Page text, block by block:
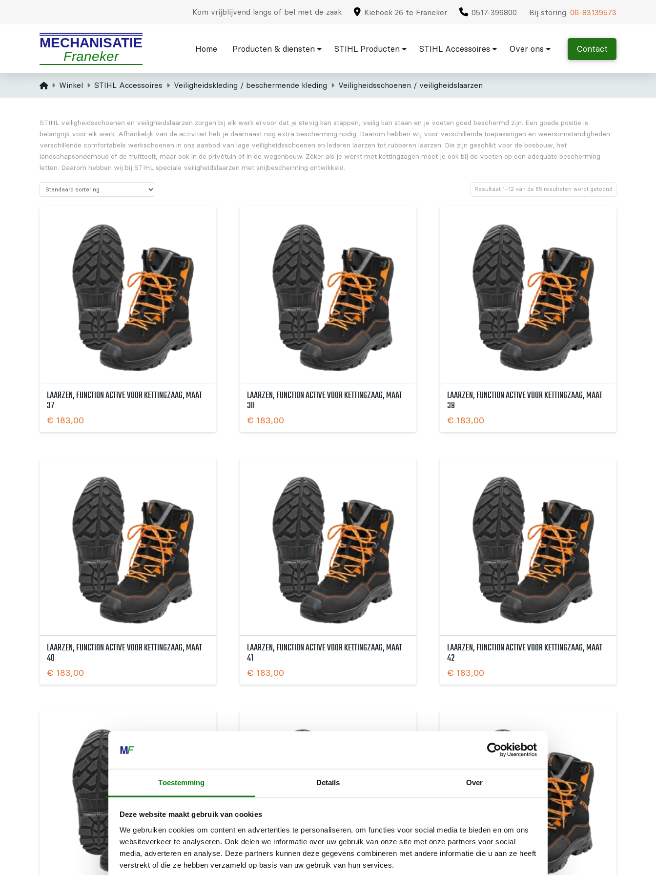
Toestemming Details Over
Deze website maakt gebruik van cookies
We gebruiken cookies om content en advertenties te personaliseren, om functies voor social media te bieden en om ons
websiteverkeer te analyseren. Ook delen we informatie over uw gebruik van onze site met onze partners voor social
media, adverteren en analyse. Deze partners kunnen deze gegevens combineren met andere informatie die u aan ze heeft
verstrekt of die ze hebben verzameld op basis van uw gebruik van hun services.
Kom vrijblijvend langs of bel met de zaak Kiehoek 26 te Franeker 0517-396800 Bij storing:06-83139573
MECHANISATIE
Franeker
Home Producten & diensten STIHL Producten STIHL Accessoires Over ons Contact
HomeWinkel STIHL Accessoires Veiligheidskleding / beschermende kleding Veiligheidsschoenen / veiligheidslaarzen
STIHL veiligheidsschoenen en veiligheidslaarzen zorgen bij elk werk ervoor dat je stevig kan stappen, veilig kan staan en je voeten goed beschermd zijn. Een goede positie is
belangrijk voor elk werk. Afhankelijk van de activiteit heb je daarnaast nog extra bescherming nodig. Daarom hebben wij voor verschillende toepassingen en weersomstandigheden
verschillende comfortabele werkschoenen in ons aanbod van lage veiligheidsschoenen en lederen laarzen tot rubberen laarzen. Die zijn geschikt voor de bosbouw, het
landschapsonderhoud of de fruitteelt, maar ook in de privétuin of in de wegenbouw. Zeker als je werkt met kettingzagen moet je ook bij de voeten op een adequate bescherming
letten. Daarom hebben wij bij STIHL speciale veiligheidslaarzen met snijbescherming ontwikkeld.
Resultaat 1–12 van de 85 resultaten wordt getoond
LAARZEN, FUNCTION ACTIVE VOOR KETTINGZAAG, MAAT
37
€ 183,00
LAARZEN, FUNCTION ACTIVE VOOR KETTINGZAAG, MAAT
38
€ 183,00
LAARZEN, FUNCTION ACTIVE VOOR KETTINGZAAG, MAAT
39
€ 183,00
LAARZEN, FUNCTION ACTIVE VOOR KETTINGZAAG, MAAT
40
€ 183,00
LAARZEN, FUNCTION ACTIVE VOOR KETTINGZAAG, MAAT
41
€ 183,00
LAARZEN, FUNCTION ACTIVE VOOR KETTINGZAAG, MAAT
42
€ 183,00